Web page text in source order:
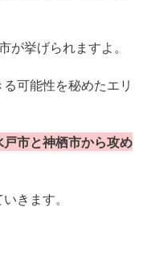
が挙げられますよ。
可能性を秘めたエリ
戸市と神栖市から攻め
きます。